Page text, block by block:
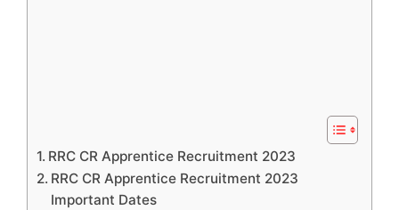
RRC CR Apprentice Recruitment 2023
RRC CR Apprentice Recruitment 2023
Important Dates